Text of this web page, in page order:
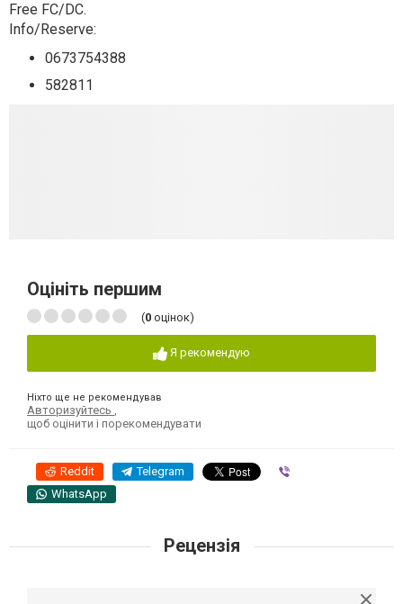
Free FC/DC.
Info/Reserve:
0673754388
582811
Оцініть першим
(0 оцінок)
Я рекомендую
Ніхто ще не рекомендував
Авторизуйтесь
щоб оцінити і порекомендувати
Reddit Telegram
WhatsApp
Рецензія